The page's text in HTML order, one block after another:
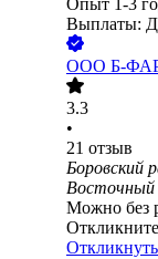
Опыт 1-3
Выплаты:
ООО Б-
3.3
•
21 отзыв
Боровский
Восточный
Можно без